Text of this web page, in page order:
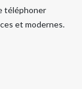
téléphoner
et modernes.